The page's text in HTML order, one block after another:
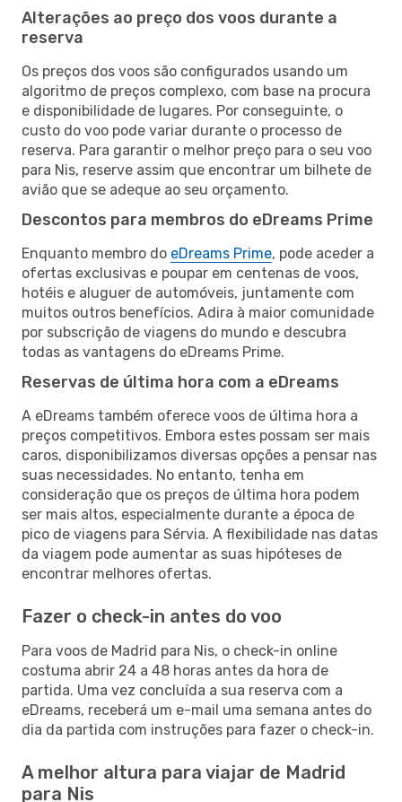
Alterações ao preço dos voos durante a
reserva
Os preços dos voos são configurados usando um
algoritmo de preços complexo, com base na procura
e disponibilidade de lugares. Por conseguinte, o
custo do voo pode variar durante o processo de
reserva. Para garantir o melhor preço para o seu voo
para Nis, reserve assim que encontrar um bilhete de
avião que se adeque ao seu orçamento.
Descontos para membros do eDreams Prime
Enquanto membro do eDreams Prime, pode aceder a
ofertas exclusivas e poupar em centenas de voos,
hotéis e aluguer de automóveis, juntamente com
muitos outros benefícios. Adira à maior comunidade
por subscrição de viagens do mundo e descubra
todas as vantagens do eDreams Prime.
Reservas de última hora com a eDreams
A eDreams também oferece voos de última hora a
preços competitivos. Embora estes possam ser mais
caros, disponibilizamos diversas opções a pensar nas
suas necessidades. No entanto, tenha em
consideração que os preços de última hora podem
ser mais altos, especialmente durante a época de
pico de viagens para Sérvia. A flexibilidade nas datas
da viagem pode aumentar as suas hipóteses de
encontrar melhores ofertas.
Fazer o check-in antes do voo
Para voos de Madrid para Nis, o check-in online
costuma abrir 24 a 48 horas antes da hora de
partida. Uma vez concluída a sua reserva com a
eDreams, receberá um e-mail uma semana antes do
dia da partida com instruções para fazer o check-in.
A melhor altura para viajar de Madrid
para Nis